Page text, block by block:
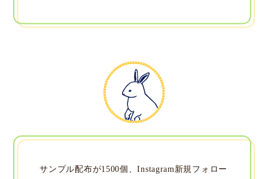
サンプル配布が1500個、Instagram新規フォロー